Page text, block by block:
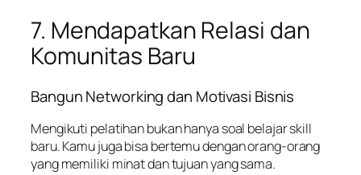
7. Mendapatkan Relasi dan
Komunitas Baru
Bangun Networking dan Motivasi Bisnis
Mengikuti pelatihan bukan hanya soal belajar skill
baru. Kamu juga bisa bertemu dengan orang-orang
yang memiliki minat dan tujuan yang sama.